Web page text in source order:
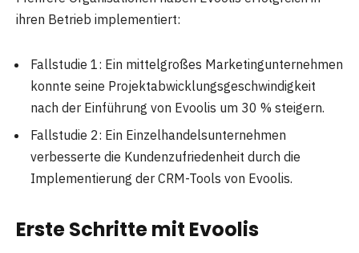
ihren Betrieb implementiert:
Fallstudie 1: Ein mittelgroßes Marketingunternehmen
konnte seine Projektabwicklungsgeschwindigkeit
nach der Einführung von Evoolis um 30 % steigern.
Fallstudie 2: Ein Einzelhandelsunternehmen
verbesserte die Kundenzufriedenheit durch die
Implementierung der CRM-Tools von Evoolis.
Erste Schritte mit Evoolis